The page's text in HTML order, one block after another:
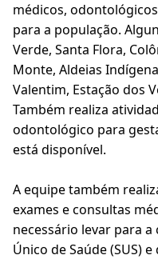
médicos,
para a população.
Verde, Santa Flora,
Monte, Aldeias
Valentim, Estação dos
Também realiza
odontológico para
está disponível.
A equipe também
exames e consultas
necessário levar para
Único de Saúde (SUS)